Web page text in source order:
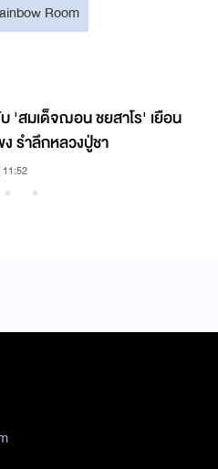
Room
'สมเด็จฌอน ชยสาโร' เยือน
รำลึกหลวงปู่ชา